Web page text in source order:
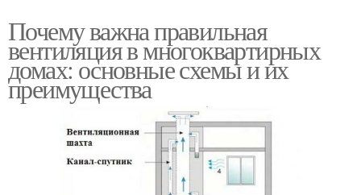
Почему важна правильная
вентиляция в многоквартирных
домах: основные схемы и их
преимущества